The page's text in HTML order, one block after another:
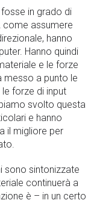
in grado di
come assumere
hanno
Hanno quindi
e le forze
messo a punto le
forze di input
svolto questa
e hanno
il migliore per
sono sintonizzate
continuerà a
è – in un certo